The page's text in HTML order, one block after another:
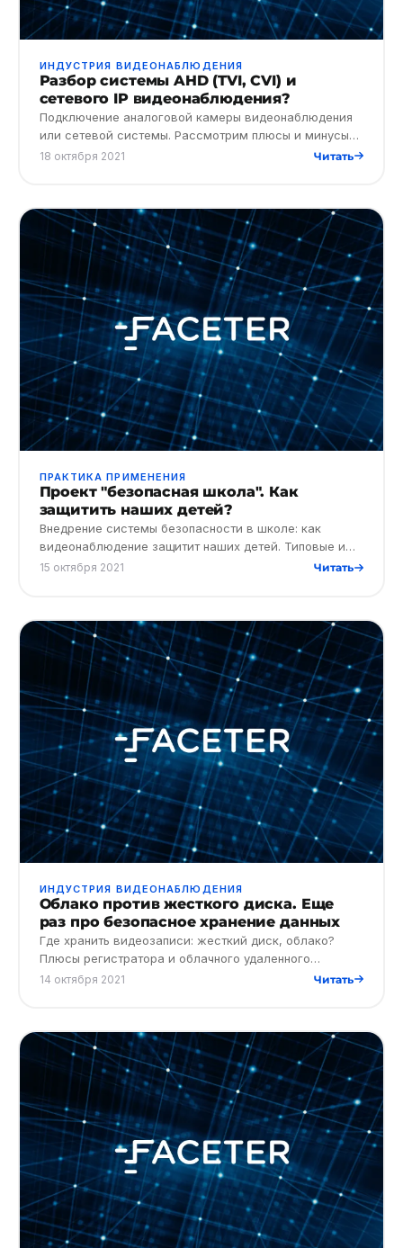
ИНДУСТРИЯ ВИДЕОНАБЛЮДЕНИЯ
Разбор системы AHD (TVI, CVI) и
сетевого IP видеонаблюдения?
Подключение аналоговой камеры видеонаблюдения
или сетевой системы. Рассмотрим плюсы и минусы
каждой технологии, приведем примеры. Почему IP-
18 октября 2021 Читать
ПРАКТИКА ПРИМЕНЕНИЯ
Проект "безопасная школа". Как
защитить наших детей?
Внедрение системы безопасности в школе: как
видеонаблюдение защитит наших детей. Типовые и
инновационные решения с видеоаналитикой.
15 октября 2021 Читать
ИНДУСТРИЯ ВИДЕОНАБЛЮДЕНИЯ
Облако против жесткого диска. Еще
раз про безопасное хранение данных
Где хранить видеозаписи: жесткий диск, облако?
Плюсы регистратора и облачного удаленного
хранилища. Как защитить свои видеоматериалы от
14 октября 2021 Читать